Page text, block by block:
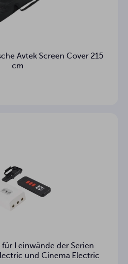
3
Avtek Screen Cover 215
cm
für Leinwände der Serien
und Cinema Electric